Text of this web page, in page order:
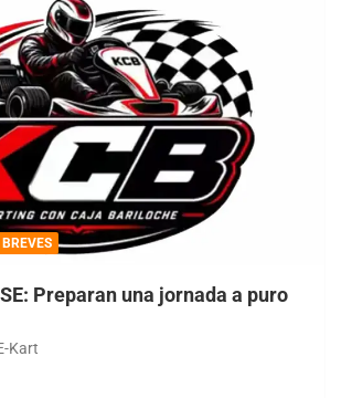
BREVES
Preparan una jornada a puro
Kart